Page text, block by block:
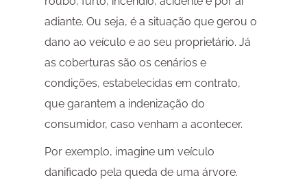
adiante. Ou seja, é a situação que gerou o
dano ao veículo e ao seu proprietário. Já
as coberturas são os cenários e
condições, estabelecidas em contrato,
que garantem a indenização do
consumidor, caso venham a acontecer.
Por exemplo, imagine um veículo
danificado pela queda de uma árvore.